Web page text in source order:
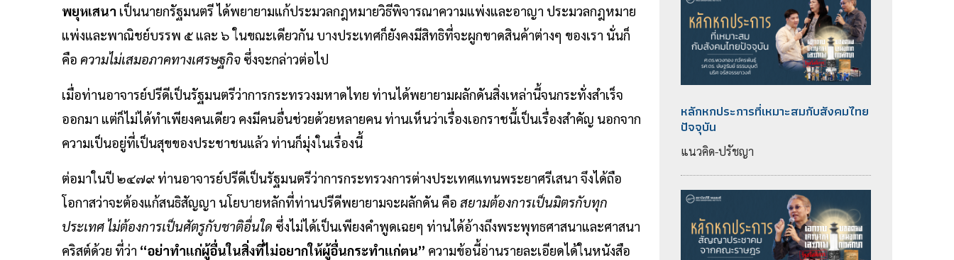
พยุหเสนา เป็นนายกรัฐมนตรี ได้พยายามแก้ประมวลกฎหมายวิธีพิจารณาความแพ่งและอาญา ประมวลกฎหมาย
แพ่งและพาณิชย์บรรพ ๕ และ ๖ ในขณะเดียวกัน บางประเทศก็ยังคงมีสิทธิที่จะผูกขาดสินค้าต่างๆ ของเรา นั่นก็
คือ ความไม่เสมอภาคทางเศรษฐกิจ ซึ่งจะกล่าวต่อไป
เมื่อท่านอาจารย์ปรีดีเป็นรัฐมนตรีว่าการกระทรวงมหาดไทย ท่านได้พยายามผลักดันสิ่งเหล่านี้จนกระทั่งสำเร็จ
ออกมา แต่ก็ไม่ได้ทำเพียงคนเดียว คงมีคนอื่นช่วยด้วยหลายคน ท่านเห็นว่าเรื่องเอกราชนี้เป็นเรื่องสำคัญ นอกจาก
ความเป็นอยู่ที่เป็นสุขของประชาชนแล้ว ท่านก็มุ่งในเรื่องนี้
ต่อมาในปี ๒๔๗๙ ท่านอาจารย์ปรีดีเป็นรัฐมนตรีว่าการกระทรวงการต่างประเทศแทนพระยาศรีเสนา จึงได้ถือ
โอกาสว่าจะต้องแก้สนธิสัญญา นโยบายหลักที่ท่านปรีดีพยายามจะผลักดัน คือ สยามต้องการเป็นมิตรกับทุก
ประเทศ ไม่ต้องการเป็นศัตรูกับชาติอื่นใด ซึ่งไม่ได้เป็นเพียงคำพูดเฉยๆ ท่านได้อ้างถึงพระพุทธศาสนาและศาสนา
คริสต์ด้วย ที่ว่า “อย่าทำแก่ผู้อื่นในสิ่งที่ไม่อยากให้ผู้อื่นกระทำแก่ตน” ความข้อนี้อ่านรายละเอียดได้ในหนังสือ
หลักหกประการที่เหมาะสมกับสังคมไทย
ปัจจุบัน
แนวคิด-ปรัชญา